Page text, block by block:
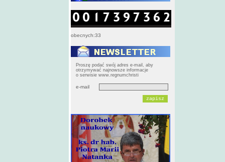
obecnych:33
Proszę podać swój adres e-mail, aby
otrzymywać najnowsze informacje
o serwisie www.regnumchristi
e-mail